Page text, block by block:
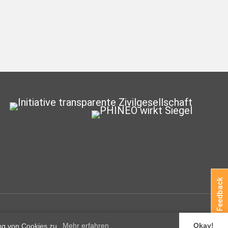
von Cookies zu. Mehr erfahren Okay!
Feedback
© Handwerkerinnenhaus Köln e.V.